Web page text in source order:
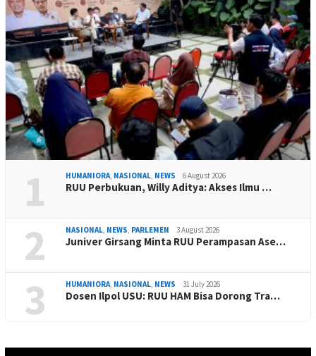
1 HUMANIORA, NASIONAL, NEWS 6 August 2026
RUU Perbukuan, Willy Aditya: Akses Ilmu …
2 NASIONAL, NEWS, PARLEMEN 3 August 2026
Juniver Girsang Minta RUU Perampasan Ase…
3 HUMANIORA, NASIONAL, NEWS 31 July 2026
Dosen Ilpol USU: RUU HAM Bisa Dorong Tra…